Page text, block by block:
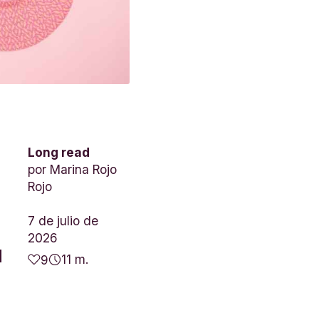
Long read
por Marina Rojo
Rojo
7 de julio de
2026
9
11 m.